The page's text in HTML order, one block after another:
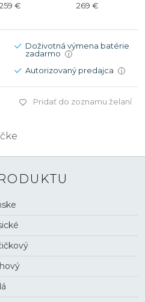
259 € 269 €
Doživotná výmena batérie
zadarmo
i
Autorizovaný predajca i
Pridať do zoznamu želaní